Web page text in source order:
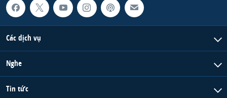
Các dịch vụ
Nghe
Tin tức